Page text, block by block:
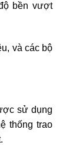
bền vượt
và các bộ
sử dụng
thống trao